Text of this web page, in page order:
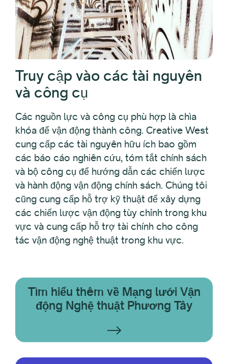
Truy cập vào các tài nguyên
và công cụ
Các nguồn lực và công cụ phù hợp là chìa
khóa để vận động thành công. Creative West
cung cấp các tài nguyên hữu ích bao gồm
các báo cáo nghiên cứu, tóm tắt chính sách
và bộ công cụ để hướng dẫn các chiến lược
và hành động vận động chính sách. Chúng tôi
cũng cung cấp hỗ trợ kỹ thuật để xây dựng
các chiến lược vận động tùy chỉnh trong khu
vực và cung cấp hỗ trợ tài chính cho công
tác vận động nghệ thuật trong khu vực.
Tìm hiểu thêm về Mạng lưới Vận
động Nghệ thuật Phương Tây